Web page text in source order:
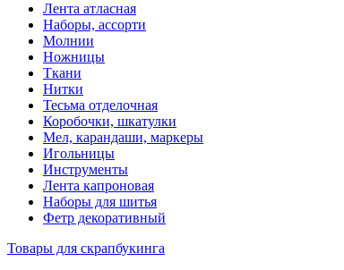
Лента атласная
Наборы, ассорти
Молнии
Ножницы
Ткани
Нитки
Тесьма отделочная
Коробочки, шкатулки
Мел, карандаши, маркеры
Игольницы
Инструменты
Лента капроновая
Наборы для шитья
Фетр декоративный
Товары для скрапбукинга